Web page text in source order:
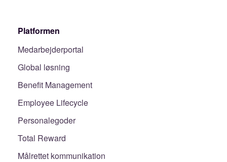
Platformen
Medarbejderportal
Global løsning
Benefit Management
Employee Lifecycle
Personalegoder
Total Reward
Målrettet kommunikation